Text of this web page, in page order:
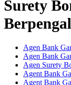
Surety
Agen Bank
Agen Bank
Agen Surety
Agent Bank
Agent Bank